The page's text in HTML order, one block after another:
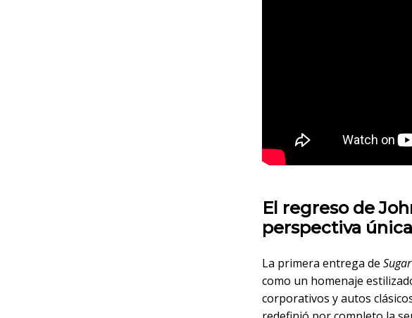
El regreso de
perspectiva única
La primera entrega de Sugar
como un homenaje
corporativos y autos